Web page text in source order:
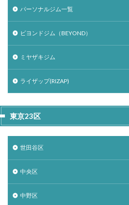
パーソナルジム一覧
ビヨンドジム（BEYOND）
ミヤザキジム
ライザップ(RIZAP)
東京23区
世田谷区
中央区
中野区